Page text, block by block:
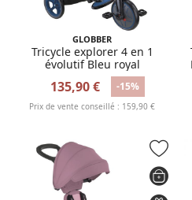
GLOBBER
Tricycle explorer 4 en 1
évolutif Bleu royal
135,90 € -15%
Prix de vente conseillé : 159,90 €